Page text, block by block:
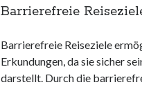
Barrierefreie
Barrierefreie Reiseziele
Erkundungen, da sie sicher
darstellt. Durch die